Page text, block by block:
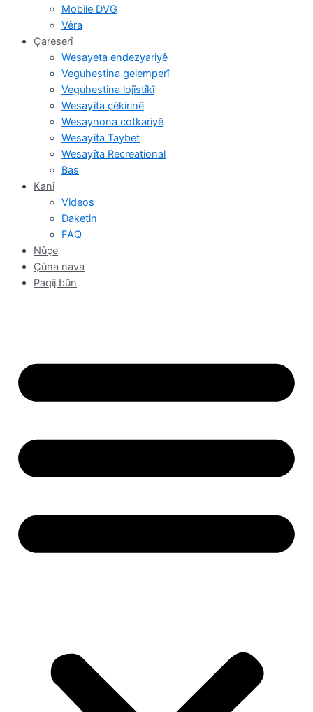
Mobile DVG
Vêra
Çareserî
Wesayeta endezyariyê
Veguhestina gelemperî
Veguhestina lojîstîkî
Wesayîta çêkirinê
Wesaynona cotkariyê
Wesayîta Taybet
Wesayîta Recreational
Bas
Kanî
Videos
Daketin
FAQ
Nûçe
Çûna nava
Paqij bûn